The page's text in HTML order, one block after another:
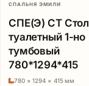
СПАЛЬНЯ ЭМИЛИ
СПЕ(Э) СТ Стол
туалетный 1-но
тумбовый
780*1294*415
780 × 1294 × 415 мм